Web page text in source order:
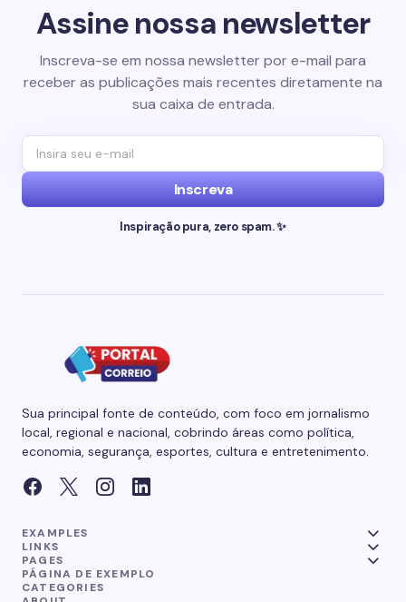
Assine nossa newsletter
Inscreva-se em nossa newsletter por e-mail para
receber as publicações mais recentes diretamente na
sua caixa de entrada.
Inscreva
Inspiração pura, zero spam. ✨
Sua principal fonte de conteúdo, com foco em jornalismo
local, regional e nacional, cobrindo áreas como política,
economia, segurança, esportes, cultura e entretenimento.
EXAMPLES
LINKS
PAGES
PÁGINA DE EXEMPLO
CATEGORIES